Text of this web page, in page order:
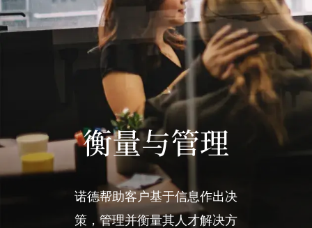
衡量与管理
诺德帮助客户基于信息作出决
策，管理并衡量其人才解决方